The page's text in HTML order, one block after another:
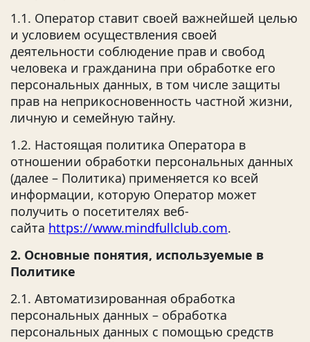
1.1. Оператор ставит своей важнейшей целью
и условием осуществления своей
деятельности соблюдение прав и свобод
человека и гражданина при обработке его
персональных данных, в том числе защиты
прав на неприкосновенность частной жизни,
личную и семейную тайну.
1.2. Настоящая политика Оператора в
отношении обработки персональных данных
(далее – Политика) применяется ко всей
информации, которую Оператор может
получить о посетителях веб-
сайта https://www.mindfullclub.com.
2. Основные понятия, используемые в
Политике
2.1. Автоматизированная обработка
персональных данных – обработка
персональных данных с помощью средств